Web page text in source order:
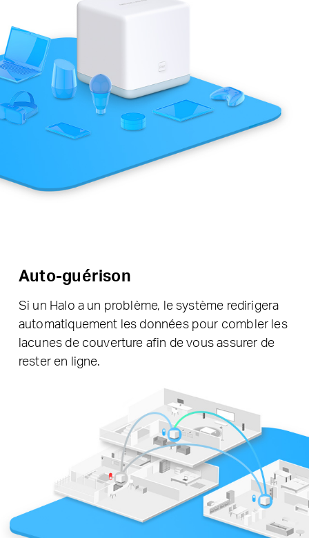
Auto-guérison
Si un Halo a un problème, le système redirigera
automatiquement les données pour combler les
lacunes de couverture afin de vous assurer de
rester en ligne.